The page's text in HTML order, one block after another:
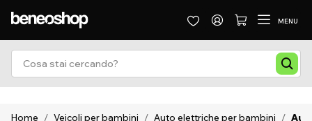
MENU
Home / Veicoli per bambini / Auto elettriche per bambini /